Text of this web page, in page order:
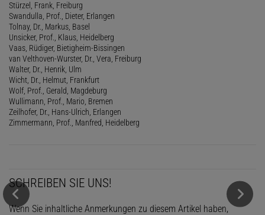
Stürzel, Frank, Freiburg
Swandulla, Prof., Dieter, Erlangen
Tolnay, Dr., Markus, Basel
Unsicker, Prof., Klaus, Heidelberg
Vaas, Rüdiger, Bietigheim-Bissingen
van Velthoven-Wurster, Dr., Vera, Freiburg
Walter, Dr., Henrik, Ulm
Wicht, Dr., Helmut, Frankfurt
Wolf, Prof., Gerald, Magdeburg
Wullimann, Prof., Mario, Bremen
Zeilhofer, Dr., Hans-Ulrich, Erlangen
Zimmermann, Prof., Manfred, Heidelberg
SCHREIBEN SIE UNS!
Wenn Sie inhaltliche Anmerkungen zu diesem Artikel haben,